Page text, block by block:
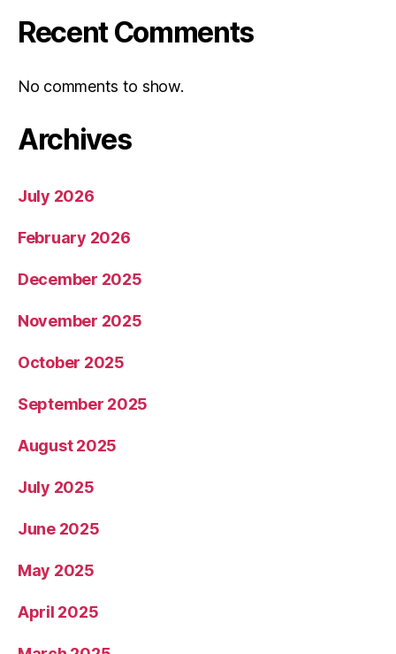
Recent Comments
No comments to show.
Archives
July 2026
February 2026
December 2025
November 2025
October 2025
September 2025
August 2025
July 2025
June 2025
May 2025
April 2025